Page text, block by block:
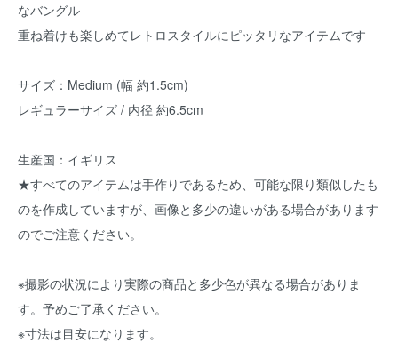
なバングル
重ね着けも楽しめてレトロスタイルにピッタリなアイテムです
サイズ：Medium (幅 約1.5cm)
レギュラーサイズ / 内径 約6.5cm
生産国：イギリス
★すべてのアイテムは手作りであるため、可能な限り類似したも
のを作成していますが、画像と多少の違いがある場合があります
のでご注意ください。
※撮影の状況により実際の商品と多少色が異なる場合がありま
す。予めご了承ください。
※寸法は目安になります。